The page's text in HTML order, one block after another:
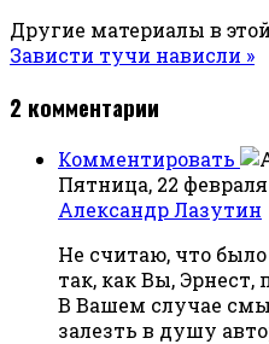
Другие материалы в
Зависти тучи нависли »
2 комментарии
Комментировать
Пятница, 22 февраля
Александр Лазутин
Не считаю, что
так, как Вы, Эрнест,
В Вашем случае
залезть в душу